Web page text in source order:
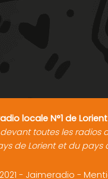
locale N°1 de
toutes les radios
de Lorient et du pays
- Jaimeradio -